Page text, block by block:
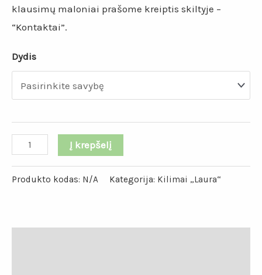
klausimų maloniai prašome kreiptis skiltyje –
“Kontaktai”.
Dydis
Į krepšelį
Produkto kodas: N/A Kategorija: Kilimai „Laura“